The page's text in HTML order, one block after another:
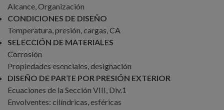
Alcance, Organización
CONDICIONES DE DISEÑO
Temperatura, presión, cargas, CA
SELECCIÓN DE MATERIALES
Corrosión
Propiedades esenciales, designación
DISEÑO DE PARTE POR PRESIÓN EXTERIOR
Ecuaciones de la Sección VIII, Div.1
Envolventes: cilíndricas, esféricas